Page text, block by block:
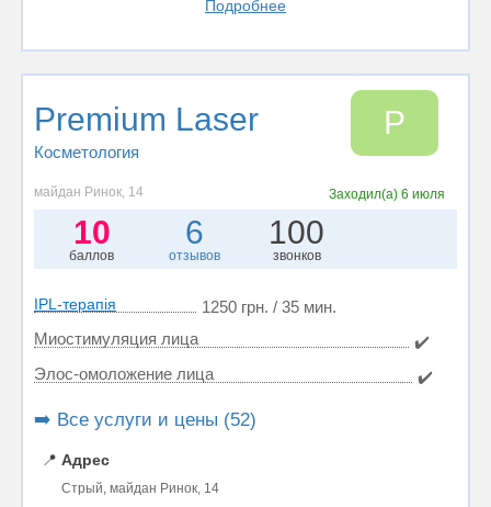
Подробнее
Premium Laser
Косметология
P
майдан Ринок, 14 Заходил(а) 6 июля
10
баллов
6
отзывов
100
звонков
IPL-терапія
1250 грн. / 35 мин.
Миостимуляция лица
✔️
Элос-омоложение лица
✔️
➡️ Все услуги и цены (52)
📍 Адрес
Стрый, майдан Ринок, 14